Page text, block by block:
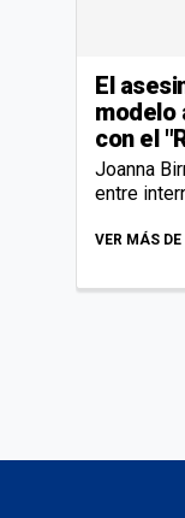
El
modelo
con el
Joanna
entre
VER MÁS DE